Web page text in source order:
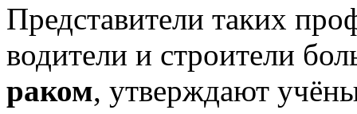
Представители таких
водители и строители
раком, утверждают